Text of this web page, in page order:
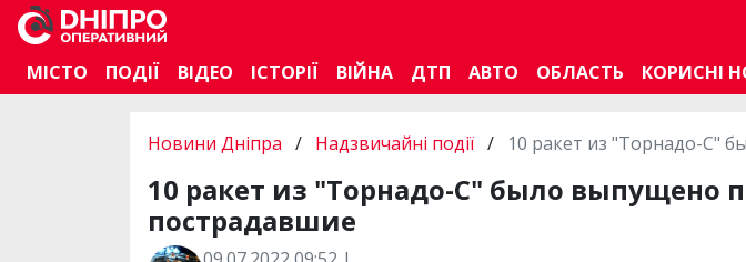
МІСТО
ПОДІЇ ВІДЕО ІСТОРІЇ ВІЙНА ДТП АВТО ОБЛАСТЬ КОРИСНІ
Новини Дніпра / Надзвичайні події / 10 ракет из "Торнадо-С"
10 ракет из "Торнадо-С" было выпущено
пострадавшие